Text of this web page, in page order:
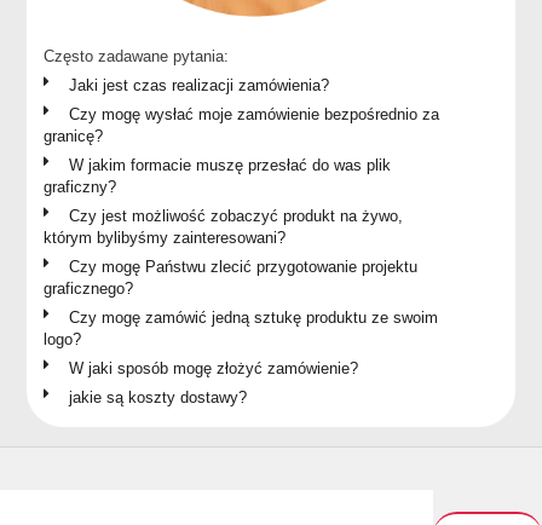
Często zadawane pytania:
Jaki jest czas realizacji zamówienia?
Czy mogę wysłać moje zamówienie bezpośrednio za
granicę?
W jakim formacie muszę przesłać do was plik
graficzny?
Czy jest możliwość zobaczyć produkt na żywo,
którym bylibyśmy zainteresowani?
Czy mogę Państwu zlecić przygotowanie projektu
graficznego?
Czy mogę zamówić jedną sztukę produktu ze swoim
logo?
W jaki sposób mogę złożyć zamówienie?
jakie są koszty dostawy?